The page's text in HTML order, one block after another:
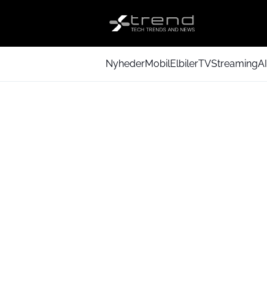
NyhederMobilElbilerTVStreamingAI